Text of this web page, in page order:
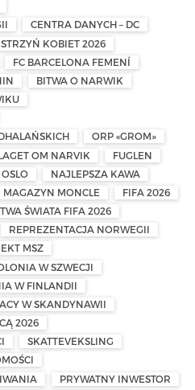
CENTRA DANYCH – DC
KOBIET 2026
FC BARCELONA FEMENÍ
BITWA O NARWIK
ORP «GROM»
OM NARVIK
FUGLEN
NAJLEPSZA KAWA
MAGAZYN MONCLE
FIFA 2026
ŚWIATA FIFA 2026
REPREZENTACJA NORWEGII
MSZ
W SZWECJI
W FINLANDII
W SKANDYNAWII
2026
SKATTEVEKSLING
PRYWATNY INWESTOR